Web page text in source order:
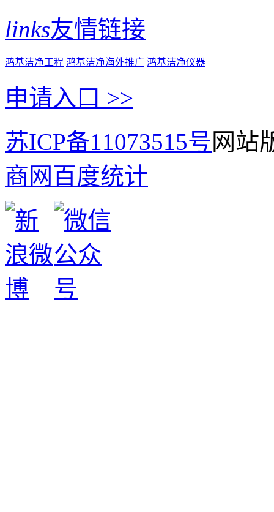
links友情链接
鸿基洁净工程 鸿基洁净海外推广 鸿基洁净仪器
申请入口 >>
苏ICP备11073515号网站
商网百度统计